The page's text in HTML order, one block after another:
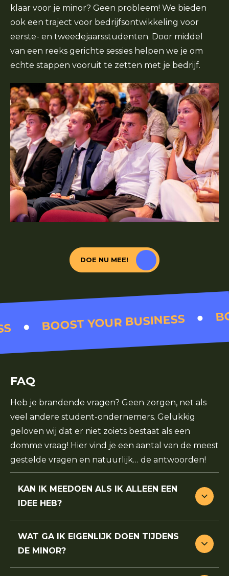
klaar voor je minor? Geen probleem! We bieden
ook een traject voor bedrijfsontwikkeling voor
eerste- en tweedejaarsstudenten. Door middel
van een reeks gerichte sessies helpen we je om
echte stappen vooruit te zetten met je bedrijf.
DOE NU MEE!
BOOST YOUR BUSINESS
FAQ
Heb je brandende vragen? Geen zorgen, net als
veel andere student-ondernemers. Gelukkig
geloven wij dat er niet zoiets bestaat als een
domme vraag! Hier vind je een aantal van de meest
gestelde vragen en natuurlijk… de antwoorden!
KAN IK MEEDOEN ALS IK ALLEEN EEN
IDEE HEB?
WAT GA IK EIGENLIJK DOEN TIJDENS
DE MINOR?